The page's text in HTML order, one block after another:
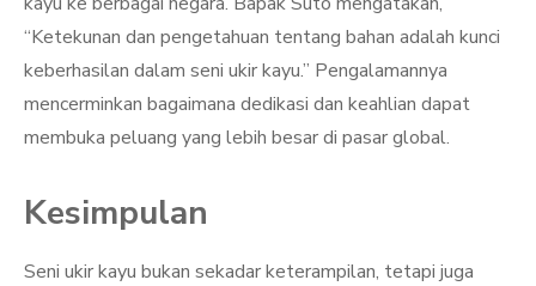
“Ketekunan dan pengetahuan tentang bahan adalah kunci
keberhasilan dalam seni ukir kayu.” Pengalamannya
mencerminkan bagaimana dedikasi dan keahlian dapat
membuka peluang yang lebih besar di pasar global.
Kesimpulan
Seni ukir kayu bukan sekadar keterampilan, tetapi juga